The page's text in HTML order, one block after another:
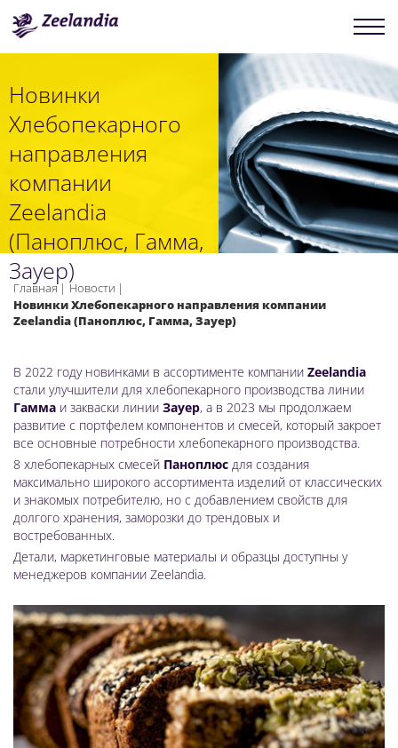
Новинки
Хлебопекарного
направления
компании
Zeelandia
(Паноплюс, Гамма,
Зауер)
Главная
Новости
Новинки Хлебопекарного направления компании
Zeelandia (Паноплюс, Гамма, Зауер)
В 2022 году новинками в ассортименте компании Zeelandia
стали улучшители для хлебопекарного производства линии
Гамма и закваски линии Зауер, а в 2023 мы продолжаем
развитие с портфелем компонентов и смесей, который закроет
все основные потребности хлебопекарного производства.
8 хлебопекарных смесей Паноплюс для создания
максимально широкого ассортимента изделий от классических
и знакомых потребителю, но с добавлением свойств для
долгого хранения, заморозки до трендовых и
востребованных.
Детали, маркетинговые материалы и образцы доступны у
менеджеров компании Zeelandia.